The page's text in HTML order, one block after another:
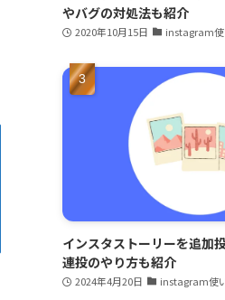
やバグの対処法も紹介
2020年10月15日 instagram
インスタストーリーを追加
連投のやり方も紹介
2024年4月20日 instagram使